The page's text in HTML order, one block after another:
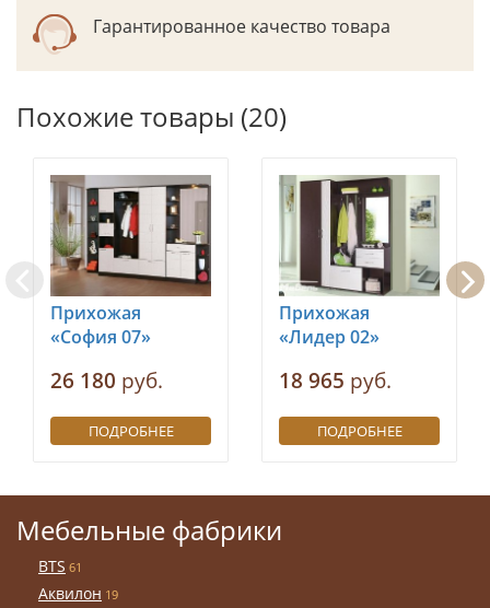
Гарантированное качество товара
Похожие товары (20)
Прихожая
«София 07»
26 180 руб.
ПОДРОБНЕЕ
Прихожая
«Лидер 02»
18 965 руб.
ПОДРОБНЕЕ
Мебельные фабрики
BTS 61
Аквилон 19